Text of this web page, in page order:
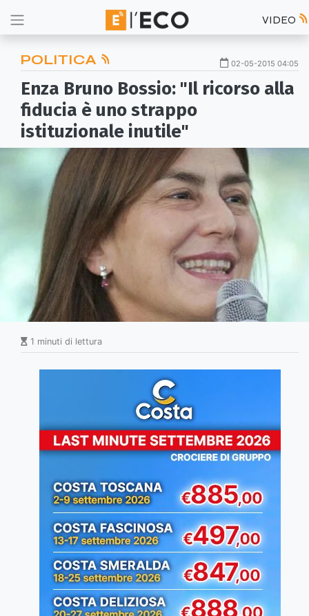
VIDEO
POLITICA 02-05-2015 04:05
Enza Bruno Bossio: "Il ricorso alla
fiducia è uno strappo
istituzionale inutile"
1 minuti di lettura